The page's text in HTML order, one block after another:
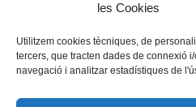
les Cookies
Utilitzem cookies tècniques, de
tercers, que tracten dades de connexió
navegació i analitzar estadístiques de
Contacte
farell@farelleditors.cat